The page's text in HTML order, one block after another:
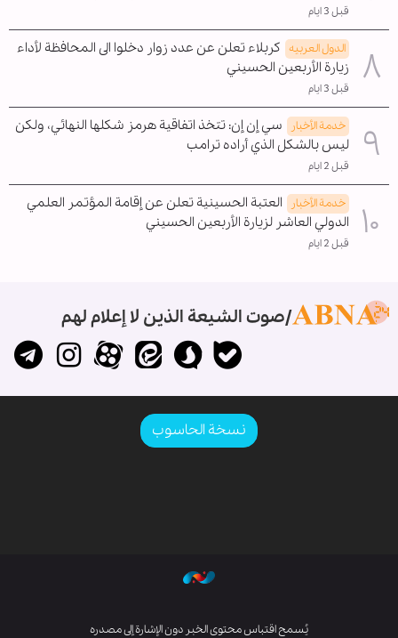
قبل 3 ايام
الدول العربیه كربلاء تعلن عن عدد زوار دخلوا الى المحافظة لأداء
زيارة الأربعين الحسيني
قبل 3 ايام
خدمة الأخبار
سي إن إن: تتخذ اتفاقية هرمز شكلها النهائي، ولكن
ليس بالشكل الذي أراده ترامب
قبل 2 ايام
خدمة الأخبار
العتبة الحسينية تعلن عن إقامة المؤتمر العلمي
الدولي العاشر لزيارة الأربعين الحسيني
قبل 2 ايام
صوت الشيعة الذين لا إعلام لهم
نسخة الحاسوب
يُسمح اقتباس محتوى الخبر دون الإشارة إلى مصدره